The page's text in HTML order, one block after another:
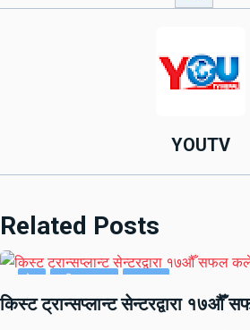
YOUTV
Related Posts
किस्ट ट्रान्सप्लान्ट सेन्टरद्वारा १७औँ